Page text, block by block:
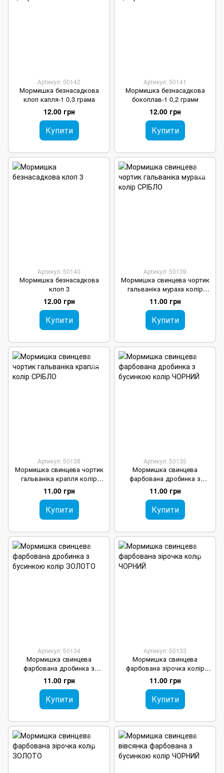
Артикул: 50142
Мормишка безнасадкова
клоп капля-1 0,3 грама
12.00 грн
Купити
Артикул: 50141
Мормишка безнасадкова
бокоплав-1 0,2 грами
12.00 грн
Купити
Артикул: 50140
Мормишка безнасадкова
клоп 3
12.00 грн
Купити
Артикул: 50139
Мормишка свинцева чортик
гальваніка мураха колір
СРІБЛО
11.00 грн
Купити
Артикул: 50138
Мормишка свинцева чортик
гальваніка крапля колір
СРІБЛО
11.00 грн
Купити
Артикул: 50135
Мормишка свинцева
фарбована дробинка з
бусинкою колір ЧОРНИЙ
11.00 грн
Купити
Артикул: 50134
Мормишка свинцева
фарбована дробинка з
бусинкою колір ЗОЛОТО
11.00 грн
Купити
Артикул: 50133
Мормишка свинцева
фарбована зірочка колір
ЧОРНИЙ
11.00 грн
Купити